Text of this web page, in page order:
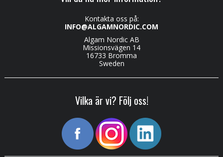
Kontakta oss på:
INFO@ALGAMNORDIC.COM
Algam Nordic AB
Missionsvägen 14
16733 Bromma
Sweden
Vilka är vi? Följ oss!